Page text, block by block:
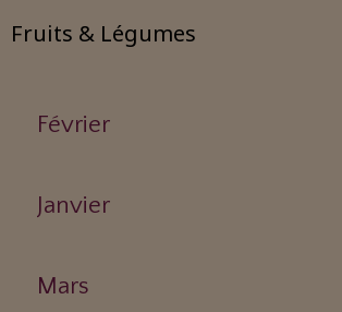
Fruits & Légumes
Février
Janvier
Mars